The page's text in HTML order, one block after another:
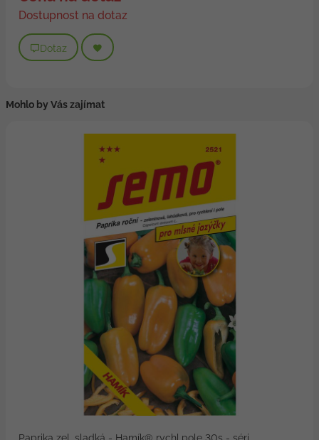
Dostupnost na dotaz
Dotaz
Mohlo by Vás zajímat
Paprika zel. sladká - Hamík® rychl,pole 30s - séri...